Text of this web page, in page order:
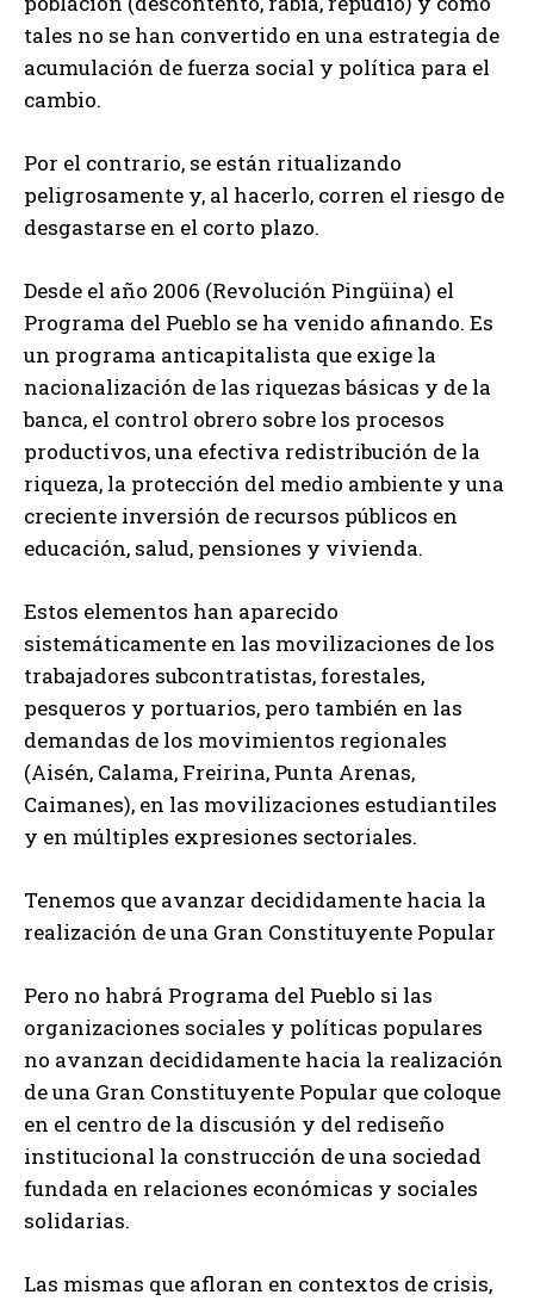
tales no se han convertido en una estrategia de
acumulación de fuerza social y política para el
cambio.
Por el contrario, se están ritualizando
peligrosamente y, al hacerlo, corren el riesgo de
desgastarse en el corto plazo.
Desde el año 2006 (Revolución Pingüina) el
Programa del Pueblo se ha venido afinando. Es
un programa anticapitalista que exige la
nacionalización de las riquezas básicas y de la
banca, el control obrero sobre los procesos
productivos, una efectiva redistribución de la
riqueza, la protección del medio ambiente y una
creciente inversión de recursos públicos en
educación, salud, pensiones y vivienda.
Estos elementos han aparecido
sistemáticamente en las movilizaciones de los
trabajadores subcontratistas, forestales,
pesqueros y portuarios, pero también en las
demandas de los movimientos regionales
(Aisén, Calama, Freirina, Punta Arenas,
Caimanes), en las movilizaciones estudiantiles
y en múltiples expresiones sectoriales.
Tenemos que avanzar decididamente hacia la
realización de una Gran Constituyente Popular
Pero no habrá Programa del Pueblo si las
organizaciones sociales y políticas populares
no avanzan decididamente hacia la realización
de una Gran Constituyente Popular que coloque
en el centro de la discusión y del rediseño
institucional la construcción de una sociedad
fundada en relaciones económicas y sociales
solidarias.
Las mismas que afloran en contextos de crisis,